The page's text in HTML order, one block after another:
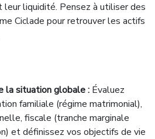
liquidité. Pensez à utiliser des
Ciclade pour retrouver les actifs
la situation globale : Évaluez
familiale (régime matrimonial),
fiscale (tranche marginale
et définissez vos objectifs de vie